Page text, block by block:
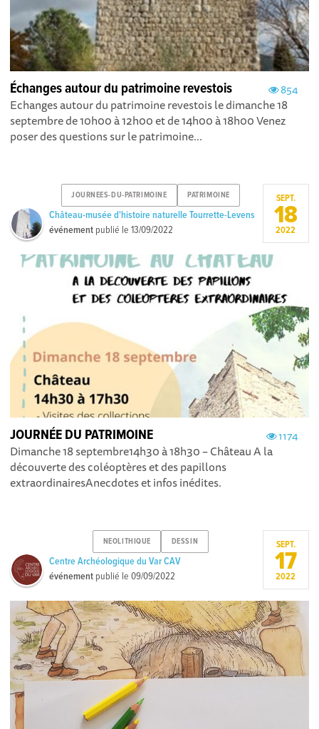
854
Échanges autour du patrimoine revestois
Echanges autour du patrimoine revestois le dimanche 18
septembre de 10h00 à 12h00 et de 14h00 à 18h00 Venez
poser des questions sur le patrimoine...
JOURNEES-DU-PATRIMOINE PATRIMOINE
Château-musée d'histoire naturelle Tourrette-Levens
événement publié le13/09/2022
SEPT.
18
2022
1174
JOURNÉE DU PATRIMOINE
Dimanche 18 septembre14h30 à 18h30 – Château A la
découverte des coléoptères et des papillons
extraordinairesAnecdotes et infos inédites.
NEOLITHIQUE DESSIN
Centre Archéologique du Var CAV
événement publié le09/09/2022
SEPT.
17
2022